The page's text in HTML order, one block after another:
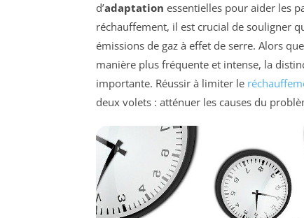
d’adaptation essentielles pour aider les
réchauffement, il est crucial de souligner
émissions de gaz à effet de serre. Alors
manière plus fréquente et intense, la
importante. Réussir à limiter le
deux volets : atténuer les causes du